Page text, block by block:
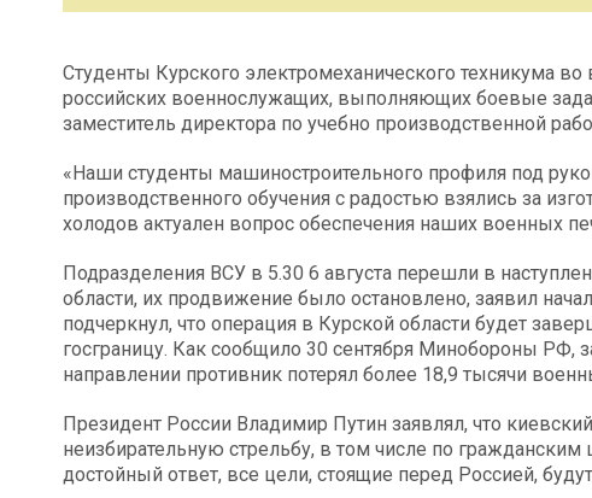
Студенты Курского электромеханического техникума
российских военнослужащих, выполняющих боевые
заместитель директора по учебно производственной
«Наши студенты машиностроительного профиля под
производственного обучения с радостью взялись за
холодов актуален вопрос обеспечения наших военных
Подразделения ВСУ в 5.30 6 августа перешли в
области, их продвижение было остановлено, заявил
подчеркнул, что операция в Курской области будет
госграницу. Как сообщило 30 сентября Минобороны РФ,
направлении противник потерял более 18,9 тысячи
Президент России Владимир Путин заявлял, что
неизбирательную стрельбу, в том числе по гражданским
достойный ответ, все цели, стоящие перед Россией,